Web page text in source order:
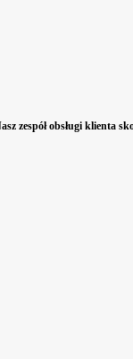
zespół obsługi klienta